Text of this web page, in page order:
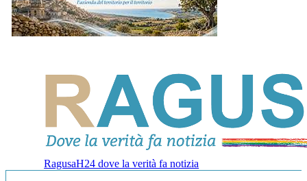
RagusaH24 dove la verità fa notizia